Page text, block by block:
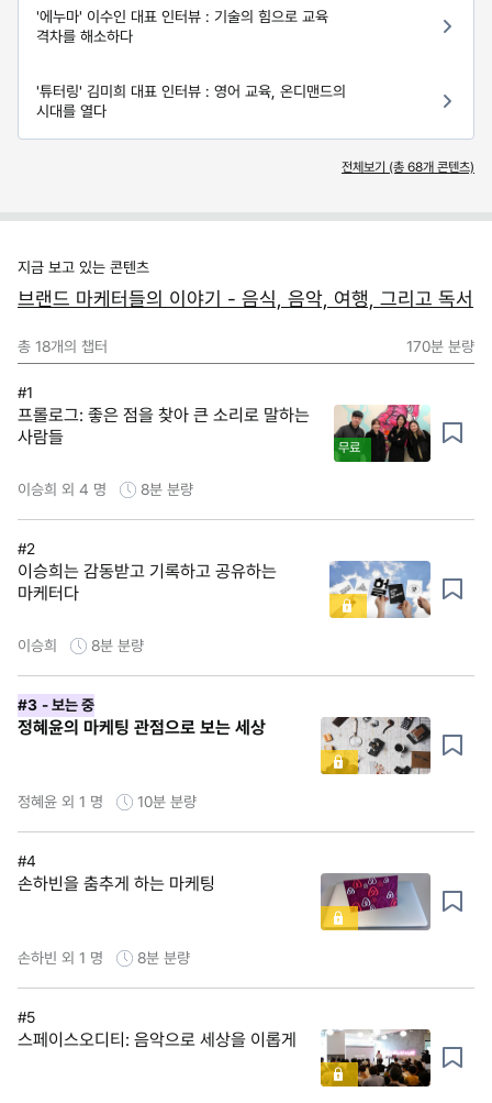
'에누마' 이수인 대표 인터뷰 : 기술의 힘으로 교육
격차를 해소하다
'튜터링' 김미희 대표 인터뷰 : 영어 교육, 온디맨드의
시대를 열다
전체보기 (총 68개 콘텐츠)
지금 보고 있는 콘텐츠
브랜드 마케터들의 이야기 - 음식, 음악, 여행, 그리고 독서
총 18개의 챕터 170분 분량
#1
프롤로그: 좋은 점을 찾아 큰 소리로 말하는
사람들
무료
이승희 외 4 명 8분 분량
#2
이승희는 감동받고 기록하고 공유하는
마케터다
이승희 8분 분량
#3 - 보는 중
정혜윤의 마케팅 관점으로 보는 세상
정혜윤 외 1 명 10분 분량
#4
손하빈을 춤추게 하는 마케팅
손하빈 외 1 명 8분 분량
#5
스페이스오디티: 음악으로 세상을 이롭게